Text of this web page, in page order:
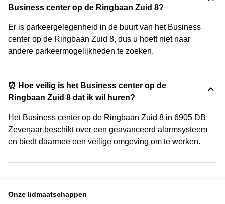
Business center op de Ringbaan Zuid 8?
Er is parkeergelegenheid in de buurt van het Business
center op de Ringbaan Zuid 8, dus u hoeft niet naar
andere parkeermogelijkheden te zoeken.
⏰ Hoe veilig is het Business center op de
Ringbaan Zuid 8 dat ik wil huren?
Het Business center op de Ringbaan Zuid 8 in 6905 DB
Zevenaar beschikt over een geavanceerd alarmsysteem
en biedt daarmee een veilige omgeving om te werken.
Onze lidmaatschappen